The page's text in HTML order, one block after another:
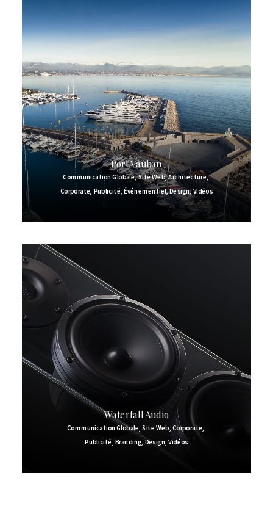
Port Vauban
Communication Globale,Site Web, Architecture
Corporate, Publicité, Événementiel, Design, Vidéos
Waterfall Audio
Communication Globale Site Web Corporate
Publicité, Branding, Design, Vidéos